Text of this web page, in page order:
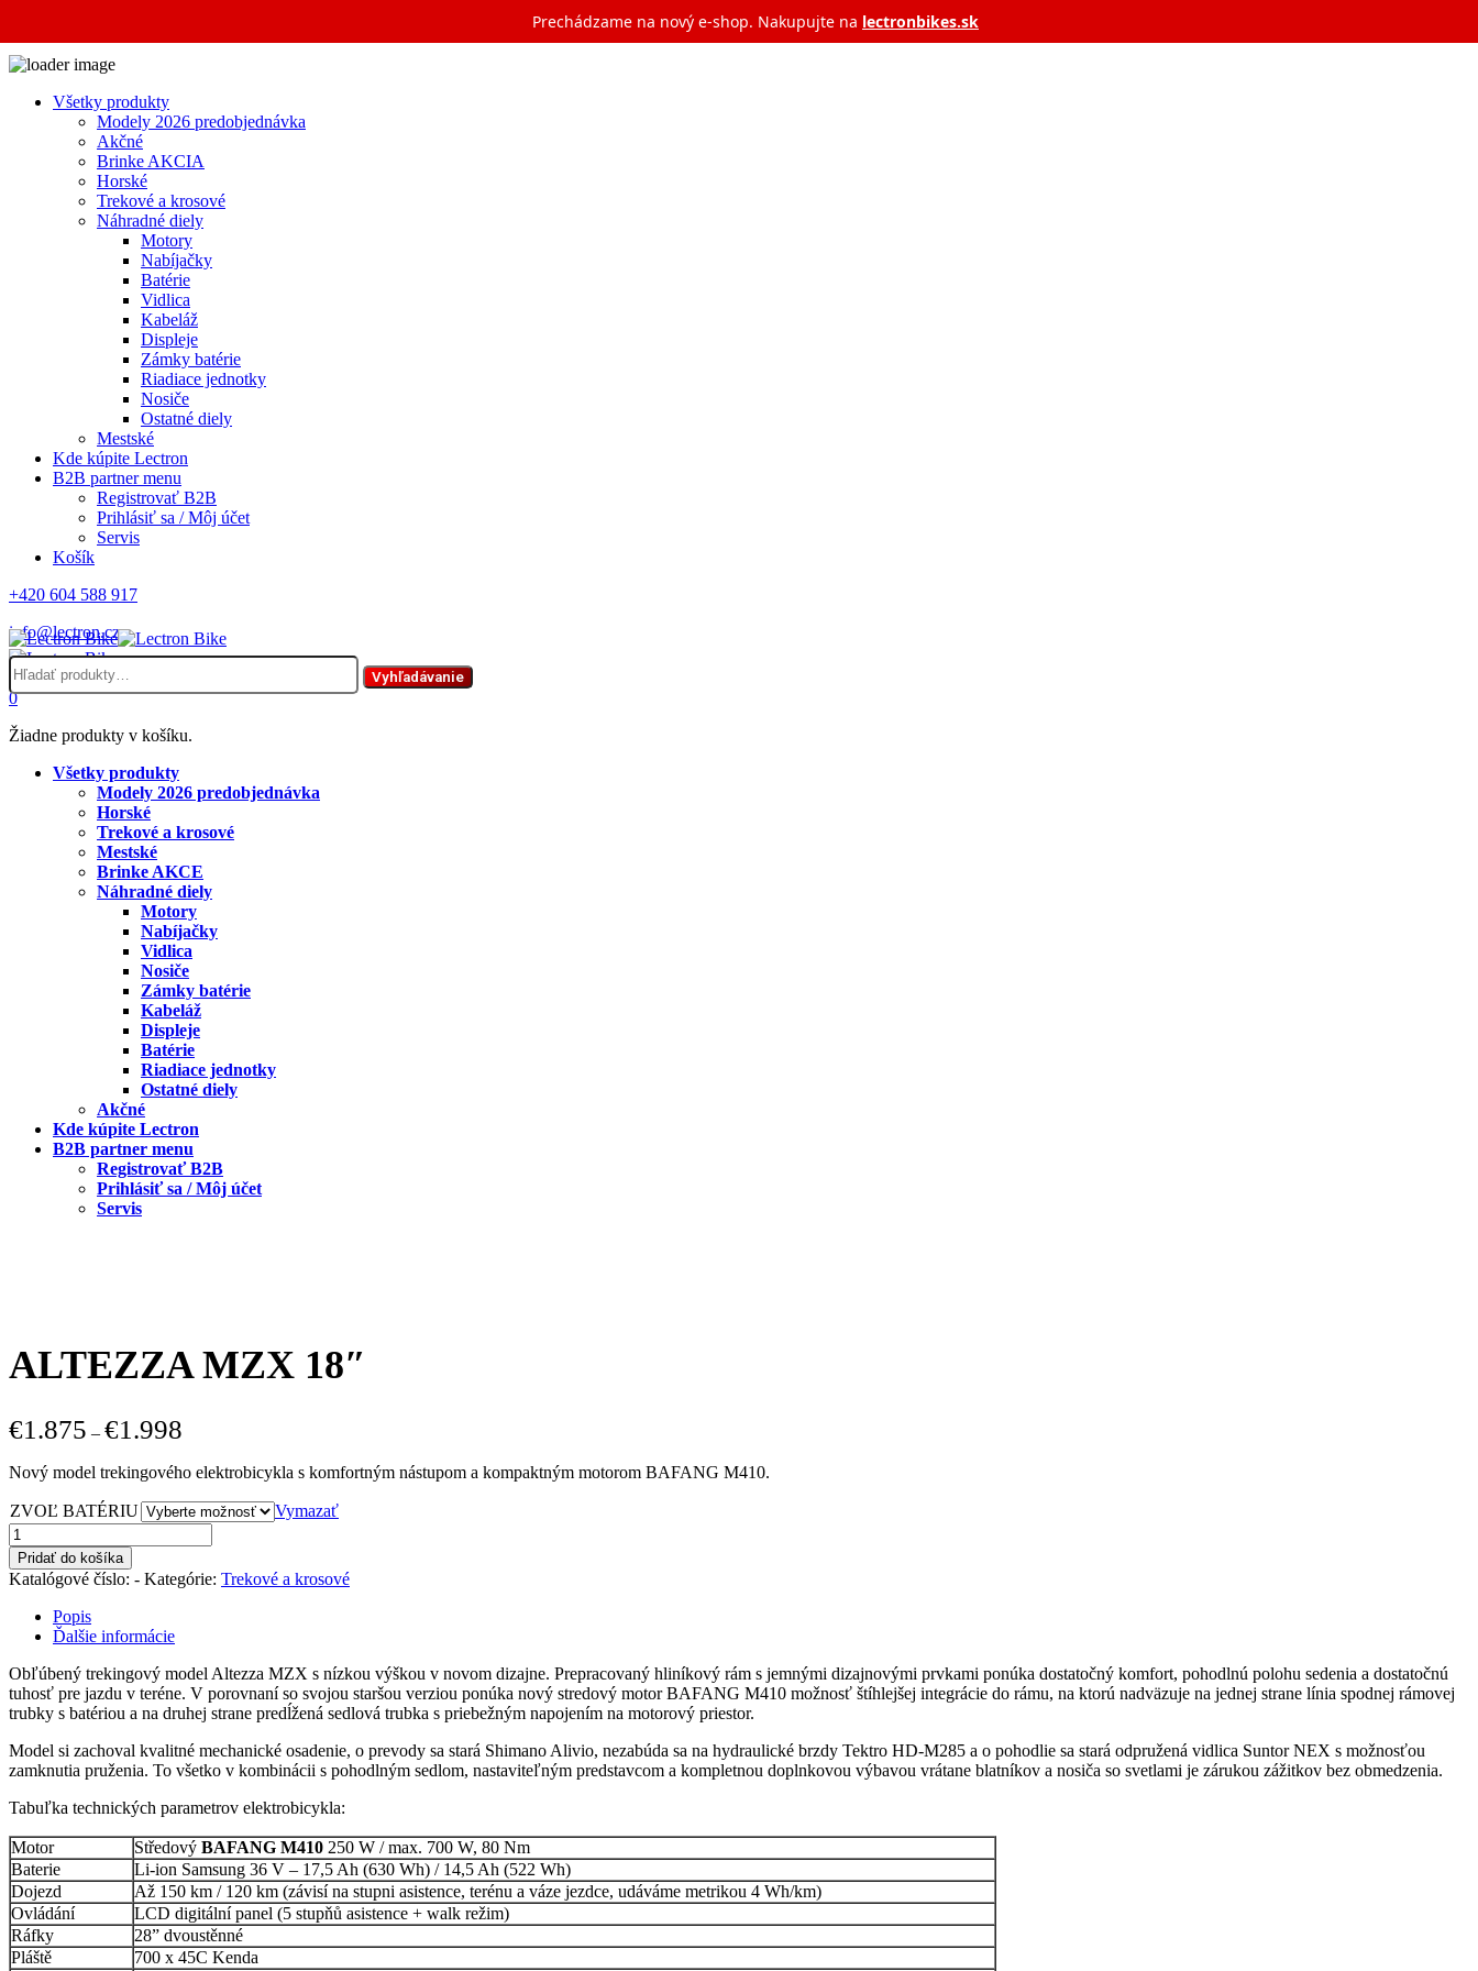
Prechádzame na nový e‑shop. Nakupujte na lectronbikes.sk
Všetky produkty
Modely 2026 predobjednávka
Akčné
Brinke AKCIA
Horské
Trekové a krosové
Náhradné diely
Motory
Nabíjačky
Batérie
Vidlica
Kabeláž
Displeje
Zámky batérie
Riadiace jednotky
Nosiče
Ostatné diely
Mestské
Kde kúpite Lectron
B2B partner menu
Registrovať B2B
Prihlásiť sa / Môj účet
Servis
Košík
+420 604 588 917
info@lectron.cz
Hľadať:
Vyhľadávanie
Menu
0
Žiadne produkty v košíku.
Všetky produkty
Modely 2026 predobjednávka
Horské
Trekové a krosové
Mestské
Brinke AKCE
Náhradné diely
Motory
Nabíjačky
Vidlica
Nosiče
Zámky batérie
Kabeláž
Displeje
Batérie
Riadiace jednotky
Ostatné diely
Akčné
Kde kúpite Lectron
B2B partner menu
Registrovať B2B
Prihlásiť sa / Môj účet
Servis
ALTEZZA MZX 18″
€1.875 – €1.998
Nový model trekingového elektrobicykla s komfortným nástupom a kompaktným motorom BAFANG M410.
ZVOĽ BATÉRIU
Vymazať
množstvo
ALTEZZA
MZX
18"
Pridať do košíka
Katalógové číslo: - Kategórie: Trekové a krosové
Popis
Ďalšie informácie
Obľúbený trekingový model Altezza MZX s nízkou výškou v novom dizajne. Prepracovaný hliníkový rám s jemnými dizajnovými prvkami ponúka dostatočný komfort, pohodlnú polohu sedenia a dostatočnú
tuhosť pre jazdu v teréne. V porovnaní so svojou staršou verziou ponúka nový stredový motor BAFANG M410 možnosť štíhlejšej integrácie do rámu, na ktorú nadväzuje na jednej strane línia spodnej rámovej
trubky s batériou a na druhej strane predĺžená sedlová trubka s priebežným napojením na motorový priestor.
Model si zachoval kvalitné mechanické osadenie, o prevody sa stará Shimano Alivio, nezabúda sa na hydraulické brzdy Tektro HD-M285 a o pohodlie sa stará odpružená vidlica Suntor NEX s možnosťou
zamknutia pruženia. To všetko v kombinácii s pohodlným sedlom, nastaviteľným predstavcom a kompletnou doplnkovou výbavou vrátane blatníkov a nosiča so svetlami je zárukou zážitkov bez obmedzenia.
Tabuľka technických parametrov elektrobicykla:
Motor Středový BAFANG M410 250 W / max. 700 W, 80 Nm
Baterie
Li-ion Samsung 36 V – 17,5 Ah (630 Wh) / 14,5 Ah (522 Wh)
Dojezd
Až 150 km / 120 km (závisí na stupni asistence, terénu a váze jezdce, udáváme metrikou 4 Wh/km)
Ovládání
LCD digitální panel (5 stupňů asistence + walk režim)
Ráfky
28” dvoustěnné
Pláště
700 x 45C Kenda